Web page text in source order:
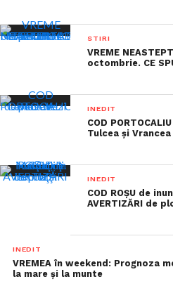
STIRI
VREME
octombrie. CE
INEDIT
COD
Tulcea şi Vrancea
INEDIT
COD ROŞU de
AVERTIZĂRI de
INEDIT
VREMEA în weekend: Prognoza
la mare şi la munte